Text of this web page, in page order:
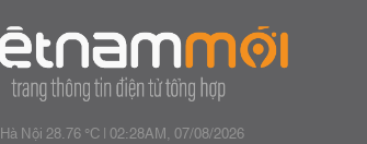
Hà Nội 28.76 °C|02:28AM, 07/08/2026